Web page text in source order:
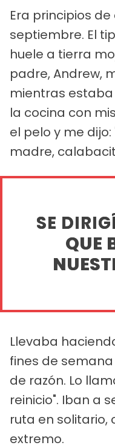
Era principios
septiembre. El
huele a tierra
padre, Andrew,
mientras
la cocina con
el pelo y me
madre,
SE
QUE
Llevaba
fines de
de razón. Lo
reinicio". Iban a
ruta en solitario,
extremo.